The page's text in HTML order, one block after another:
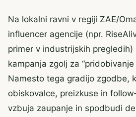
Na lokalni ravni v regiji ZAE/
influencer agencije (npr.
primer v industrijskih
kampanja zgolj za “pridobivanje
Namesto tega gradijo zgodbe,
obiskovalce, preizkuse in
vzbuja zaupanje in spodbudi